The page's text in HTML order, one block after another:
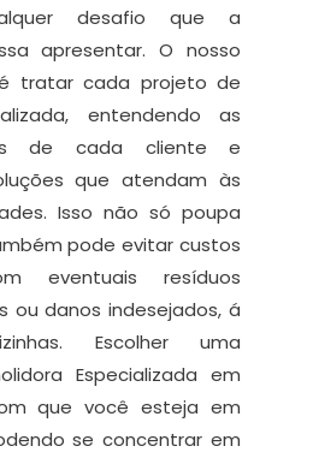
desafio que a
apresentar. O nosso
tratar cada projeto de
entendendo as
de cada cliente e
que atendam às
Isso não só poupa
pode evitar custos
eventuais resíduos
ou danos indesejados, á
Escolher uma
Especializada em
que você esteja em
se concentrar em